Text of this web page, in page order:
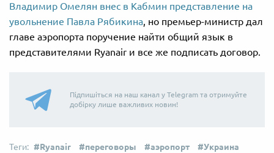
Владимир Омелян внес в Кабмин представление на
увольнение Павла Рябикина, но премьер-министр дал
главе аэропорта поручение найти общий язык в
представителями Ryanair и все же подписать договор.
Підпишіться на наш канал у Telegram та отримуйте
добірку лише важливих новин!
Ryanair переговоры аэропорт
Украина